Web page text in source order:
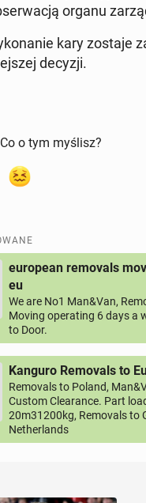
organu
kary zostaje
decyzji.
o tym myślisz?
european removals
eu
We are No1 Man&Van,
Moving operating 6 days a
to Door.
Kanguro Removals to
Removals to Poland,
Custom Clearance. Part
20m31200kg, Removals to
Netherlands